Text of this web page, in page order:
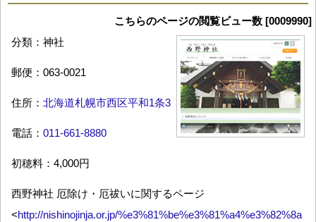
こちらのページの閲覧ビュー数 [0009990]
分類：神社
郵便：063-0021
住所： 北海道札幌市西区平和1条3
電話： 011-661-8880
初穂料：4,000円
西野神社 厄除け・厄祓いに関するページ
<http://nishinojinja.or.jp/%e3%81%be%e3%81%a4%e3%82%8a